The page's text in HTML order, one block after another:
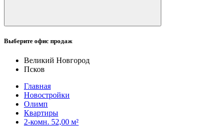
Выберите офис продаж
Великий Новгород
Псков
Главная
Новостройки
Олимп
Квартиры
2-комн. 52,00 м²